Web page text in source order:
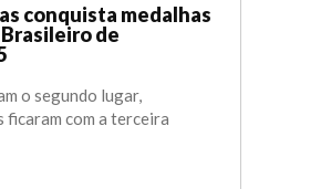
conquista medalhas
de
o segundo lugar,
ficaram com a terceira